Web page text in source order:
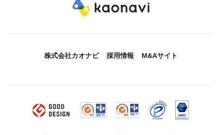
株式会社カオナビ 採用情報 M&Aサイト